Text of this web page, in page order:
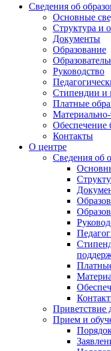
Сведения об
Основные
Структура и
Документы
Образование
Руководство
Стипендии и
Платные
Материально-
Обеспечение
Контакты
О центре
Сведения об
Приветствие
Прием и